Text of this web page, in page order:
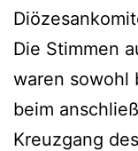
Die Stimmen
waren sowohl
beim
Kreuzgang